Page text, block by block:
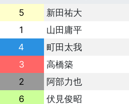
5
新田祐大
1
山田庸平
4
町田太我
3
高橋築
2
阿部力也
6
伏見俊昭